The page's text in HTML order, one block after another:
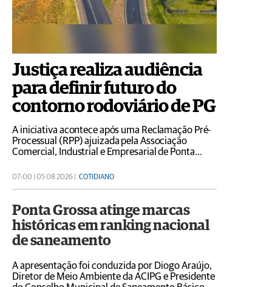
Justiça realiza audiência
para definir futuro do
contorno rodoviário de PG
A iniciativa acontece após uma Reclamação Pré-
Processual (RPP) ajuizada pela Associação
Comercial, Industrial e Empresarial de Ponta
representativas da sociedade civil
07:00 | 05 08 2026 | COTIDIANO
Ponta Grossa atinge marcas
históricas em ranking nacional
de saneamento
A apresentação foi conduzida por Diogo Araújo,
Diretor de Meio Ambiente da ACIPG e Presidente